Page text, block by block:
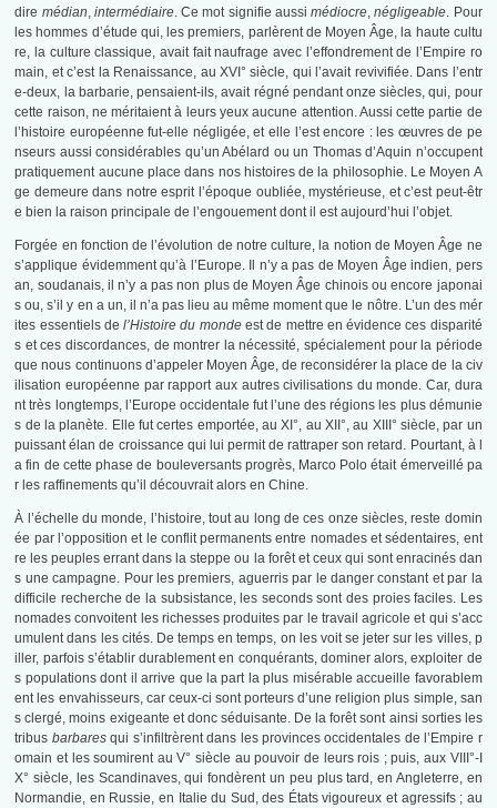
dire médian, intermédiaire. Ce mot signifie aussimédiocre,négligeable. Pour
les hommes d’étude qui, les premiers, parlèrent de Moyen Âge, la haute cultu
re, la culture classique, avait fait naufrage avec l’effondrement de l’Empire ro
main, et c’est la Renaissance, au XVI° siècle, qui l’avait revivifiée. Dans l’entr
e-deux, la barbarie, pensaient-ils, avait régné pendant onze siècles, qui, pour
cette raison, ne méritaient à leurs yeux aucune attention. Aussi cette partie de
l’histoire européenne fut-elle négligée, et elle l’est encore : les œuvres de pe
nseurs aussi considérables qu’un Abélard ou un Thomas d’Aquin n’occupent
pratiquement aucune place dans nos histoires de la philosophie. Le Moyen A
ge demeure dans notre esprit l’époque oubliée, mystérieuse, et c’est peut-êtr
e bien la raison principale de l’engouement dont il est aujourd’hui l’objet.
Forgée en fonction de l’évolution de notre culture, la notion de Moyen Âge ne
s’applique évidemment qu’à l’Europe. Il n’y a pas de Moyen Âge indien, pers
an, soudanais, il n’y a pas non plus de Moyen Âge chinois ou encore japonai
s ou, s’il y en a un, il n’a pas lieu au même moment que le nôtre. L’un des mér
ites essentiels del’Histoire du mondeest de mettre en évidence ces disparité
s et ces discordances, de montrer la nécessité, spécialement pour la période
que nous continuons d’appeler Moyen Âge, de reconsidérer la place de la civ
ilisation européenne par rapport aux autres civilisations du monde. Car, dura
nt très longtemps, l’Europe occidentale fut l’une des régions les plus démunie
s de la planète. Elle fut certes emportée, au XI°, au XII°, au XIII° siècle, par un
puissant élan de croissance qui lui permit de rattraper son retard. Pourtant, à l
a fin de cette phase de bouleversants progrès, Marco Polo était émerveillé pa
r les raffinements qu’il découvrait alors en Chine.
À l’échelle du monde, l’histoire, tout au long de ces onze siècles, reste domin
ée par l’opposition et le conflit permanents entre nomades et sédentaires, ent
re les peuples errant dans la steppe ou la forêt et ceux qui sont enracinés dan
s une campagne. Pour les premiers, aguerris par le danger constant et par la
difficile recherche de la subsistance, les seconds sont des proies faciles. Les
nomades convoitent les richesses produites par le travail agricole et qui s’acc
umulent dans les cités. De temps en temps, on les voit se jeter sur les villes, p
iller, parfois s’établir durablement en conquérants, dominer alors, exploiter de
s populations dont il arrive que la part la plus misérable accueille favorablem
ent les envahisseurs, car ceux-ci sont porteurs d’une religion plus simple, san
s clergé, moins exigeante et donc séduisante. De la forêt sont ainsi sorties les
tribus barbaresqui s’infiltrèrent dans les provinces occidentales de l’Empire r
omain et les soumirent au V° siècle au pouvoir de leurs rois ; puis, aux VIII°-I
X° siècle, les Scandinaves, qui fondèrent un peu plus tard, en Angleterre, en
Normandie, en Russie, en Italie du Sud, des États vigoureux et agressifs ; au